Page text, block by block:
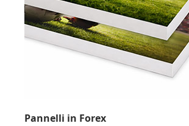
Pannelli in Forex